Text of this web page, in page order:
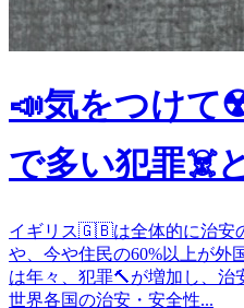
📣気をつけ
で多い犯罪☠️
イギリス🇬🇧は全体的に治安
や、今や住民の60%以上が外
は年々、犯罪🔨が増加し、治
世界各国の治安・安全性...